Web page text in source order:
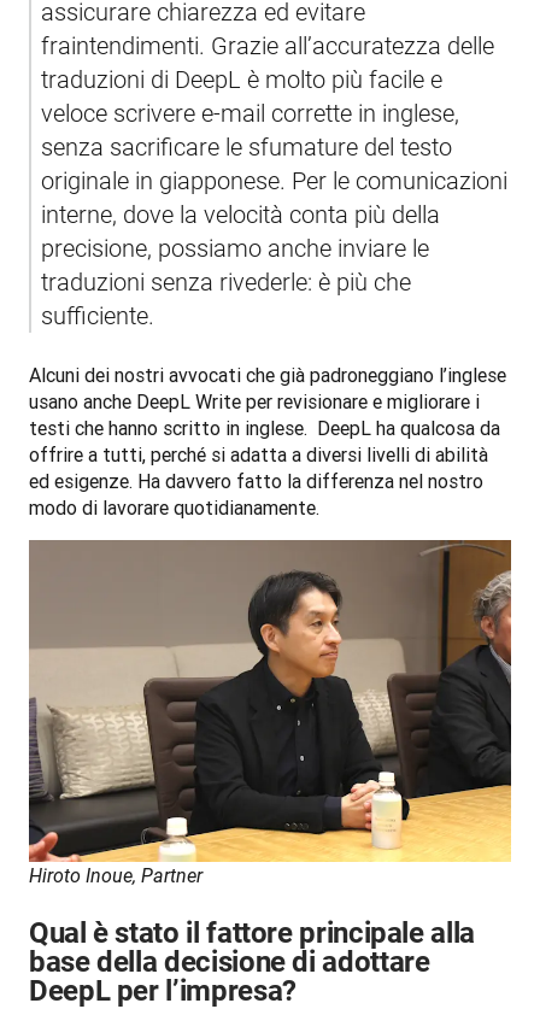
assicurare chiarezza ed evitare
fraintendimenti. Grazie all’accuratezza delle
traduzioni di DeepL è molto più facile e
veloce scrivere e-mail corrette in inglese,
senza sacrificare le sfumature del testo
originale in giapponese. Per le comunicazioni
interne, dove la velocità conta più della
precisione, possiamo anche inviare le
traduzioni senza rivederle: è più che
sufficiente.
Alcuni dei nostri avvocati che già padroneggiano l’inglese
usano anche DeepL Write per revisionare e migliorare i
testi che hanno scritto in inglese.  DeepL ha qualcosa da
offrire a tutti, perché si adatta a diversi livelli di abilità
ed esigenze. Ha davvero fatto la differenza nel nostro
modo di lavorare quotidianamente.
Hiroto Inoue, Partner
Qual è stato il fattore principale alla
base della decisione di adottare
DeepL per l’impresa?